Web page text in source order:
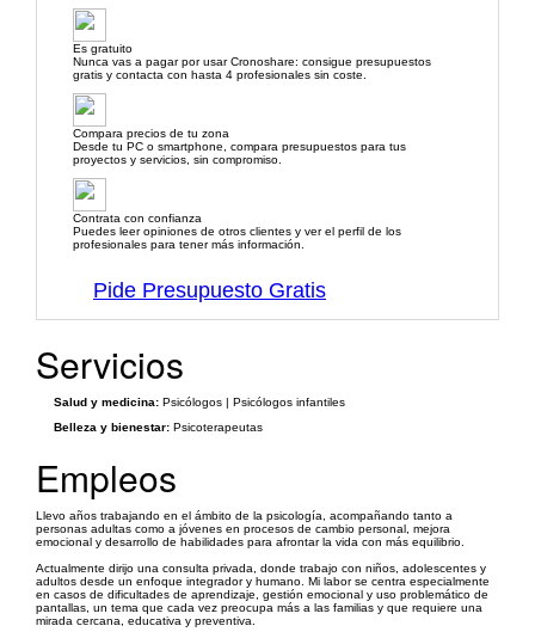
Es gratuito
Nunca vas a pagar por usar Cronoshare: consigue presupuestos
gratis y contacta con hasta 4 profesionales sin coste.
Compara precios de tu zona
Desde tu PC o smartphone, compara presupuestos para tus
proyectos y servicios, sin compromiso.
Contrata con confianza
Puedes leer opiniones de otros clientes y ver el perfil de los
profesionales para tener más información.
Pide Presupuesto Gratis
Servicios
Salud y medicina: Psicólogos | Psicólogos infantiles
Belleza y bienestar: Psicoterapeutas
Empleos
Llevo años trabajando en el ámbito de la psicología, acompañando tanto a
personas adultas como a jóvenes en procesos de cambio personal, mejora
emocional y desarrollo de habilidades para afrontar la vida con más equilibrio.
Actualmente dirijo una consulta privada, donde trabajo con niños, adolescentes y
adultos desde un enfoque integrador y humano. Mi labor se centra especialmente
en casos de dificultades de aprendizaje, gestión emocional y uso problemático de
pantallas, un tema que cada vez preocupa más a las familias y que requiere una
mirada cercana, educativa y preventiva.